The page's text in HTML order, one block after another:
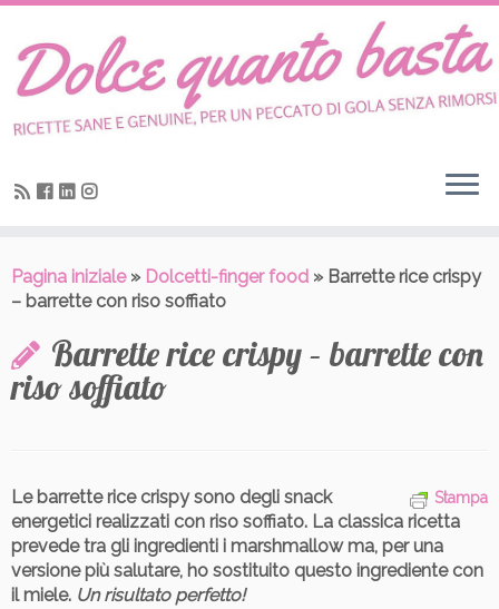
Skip
content
Pagina iniziale » Dolcetti-finger food » Barrette rice crispy
– barrette con riso soffiato
Barrette rice crispy – barrette con
riso soffiato
Stampa
Le barrette rice crispy sono degli snack
energetici realizzati con riso soffiato. La classica ricetta
prevede tra gli ingredienti i marshmallow ma, per una
versione più salutare, ho sostituito questo ingrediente con
il miele. Un risultato perfetto!